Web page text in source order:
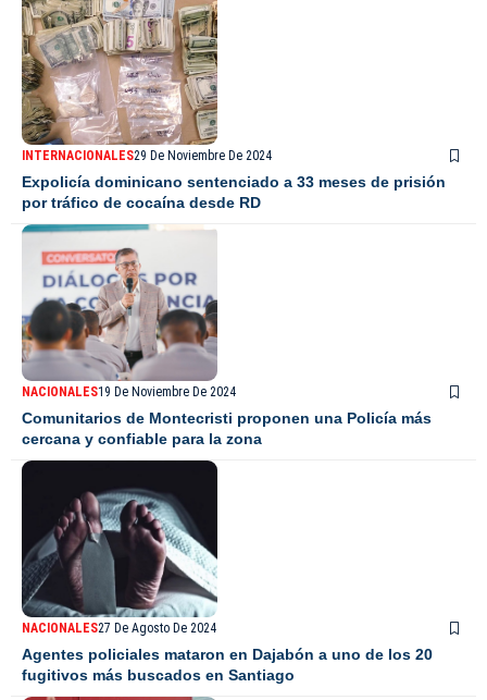
INTERNACIONALES29 De Noviembre De 2024
Expolicía dominicano sentenciado a 33 meses de prisión
por tráfico de cocaína desde RD
NACIONALES19 De Noviembre De 2024
Comunitarios de Montecristi proponen una Policía más
cercana y confiable para la zona
NACIONALES27 De Agosto De 2024
Agentes policiales mataron en Dajabón a uno de los 20
fugitivos más buscados en Santiago